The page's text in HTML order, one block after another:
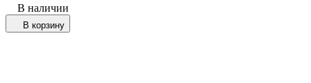
В наличии
В корзину